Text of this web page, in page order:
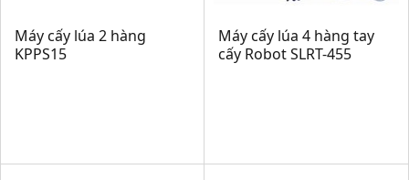
Máy cấy lúa 2 hàng
KPPS15
Máy cấy lúa 4 hàng tay
cấy Robot SLRT-455